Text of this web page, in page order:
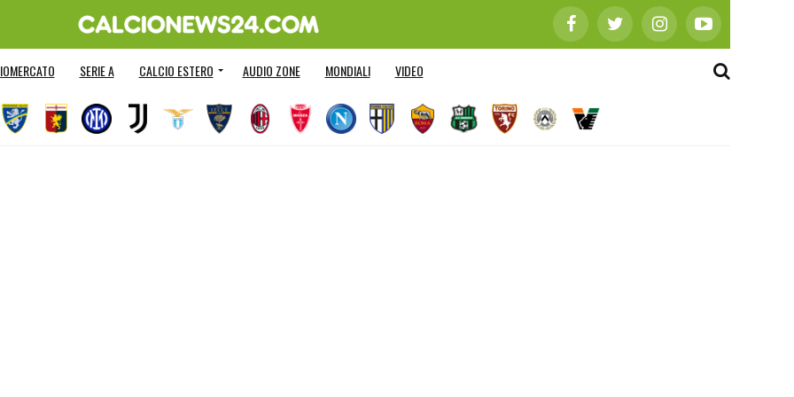
SERIE A CALCIO ESTERO AUDIO ZONE MONDIALI VIDEO